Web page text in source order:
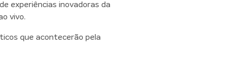
experiências inovadoras da
vivo.
que acontecerão pela